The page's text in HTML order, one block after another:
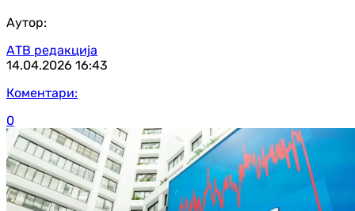
Аутор:
АТВ редакција
14.04.2026 16:43
Коментари:
0